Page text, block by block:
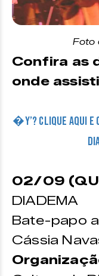
Foto
Confira as
onde
�Y’? CLIQUE AQUI E
02/09
DIADEMA
Bate-papo
Cássia